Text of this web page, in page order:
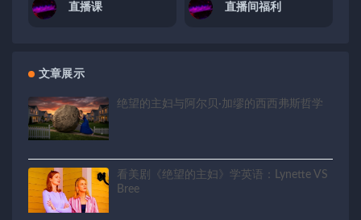
直播课 直播间福利
文章展示
绝望的主妇与阿尔贝·加缪的西西弗斯哲学
看美剧《绝望的主妇》学英语：Lynette VS
Bree